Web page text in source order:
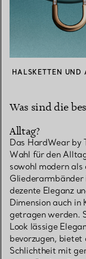
HALSKETTEN UND
Was sind die
Alltag?
Das HardWear by
Wahl für den
sowohl modern
Gliederarmbänder
dezente Eleganz
Dimension auch
getragen werden.
Look lässige
bevorzugen,
Schlichtheit mit